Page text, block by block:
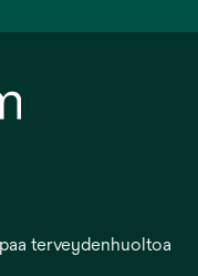
terveydenhuoltoa